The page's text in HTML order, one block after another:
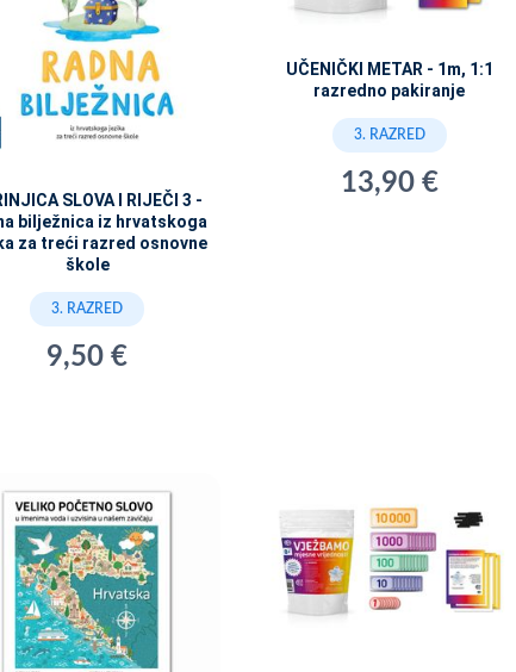
SLOVA I RIJEČI 3 -
bilježnica iz hrvatskoga
za treći razred osnovne
škole
3. RAZRED
9,50 €
UČENIČKI METAR - 1m, 1:1
razredno pakiranje
3. RAZRED
13,90 €